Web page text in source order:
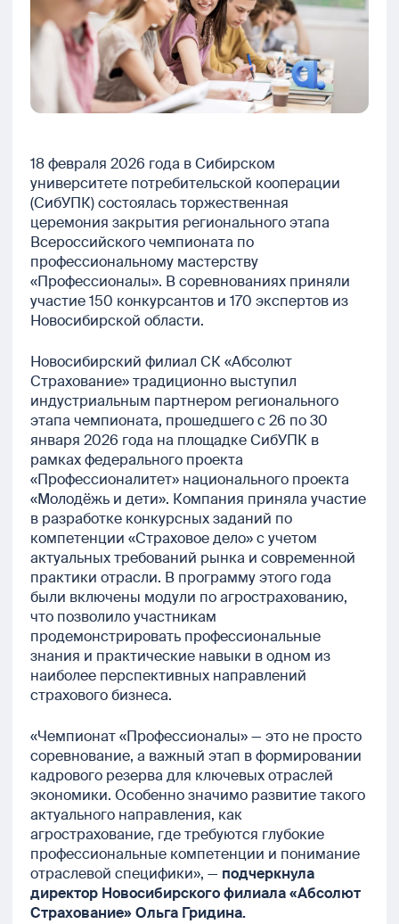
18 февраля 2026 года в Сибирском
университете потребительской кооперации
(СибУПК) состоялась торжественная
церемония закрытия регионального этапа
Всероссийского чемпионата по
профессиональному мастерству
«Профессионалы». В соревнованиях приняли
участие 150 конкурсантов и 170 экспертов из
Новосибирской области.
Новосибирский филиал СК «Абсолют
Страхование» традиционно выступил
индустриальным партнером регионального
этапа чемпионата, прошедшего с 26 по 30
января 2026 года на площадке СибУПК в
рамках федерального проекта
«Профессионалитет» национального проекта
«Молодёжь и дети». Компания приняла участие
в разработке конкурсных заданий по
компетенции «Страховое дело» с учетом
актуальных требований рынка и современной
практики отрасли. В программу этого года
были включены модули по агрострахованию,
что позволило участникам
продемонстрировать профессиональные
знания и практические навыки в одном из
наиболее перспективных направлений
страхового бизнеса.
«Чемпионат «Профессионалы» — это не просто
соревнование, а важный этап в формировании
кадрового резерва для ключевых отраслей
экономики. Особенно значимо развитие такого
актуального направления, как
агрострахование, где требуются глубокие
профессиональные компетенции и понимание
отраслевой специфики», — подчеркнула
директор Новосибирского филиала «Абсолют
Страхование» Ольга Гридина.